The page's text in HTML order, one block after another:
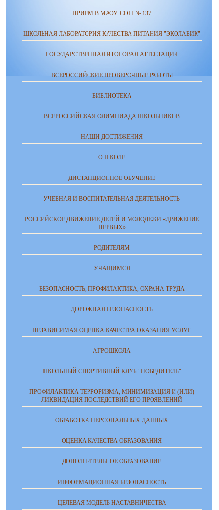
ПРИЕМ В МАОУ-СОШ № 137
ШКОЛЬНАЯ ЛАБОРАТОРИЯ КАЧЕСТВА ПИТАНИЯ "ЭКОЛАБИК"
ГОСУДАРСТВЕННАЯ ИТОГОВАЯ АТТЕСТАЦИЯ
ВСЕРОССИЙСКИЕ ПРОВЕРОЧНЫЕ РАБОТЫ
БИБЛИОТЕКА
ВСЕРОССИЙСКАЯ ОЛИМПИАДА ШКОЛЬНИКОВ
НАШИ ДОСТИЖЕНИЯ
О ШКОЛЕ
ДИСТАНЦИОННОЕ ОБУЧЕНИЕ
УЧЕБНАЯ И ВОСПИТАТЕЛЬНАЯ ДЕЯТЕЛЬНОСТЬ
РОССИЙСКОЕ ДВИЖЕНИЕ ДЕТЕЙ И МОЛОДЕЖИ «ДВИЖЕНИЕ
ПЕРВЫХ»
РОДИТЕЛЯМ
УЧАЩИМСЯ
БЕЗОПАСНОСТЬ, ПРОФИЛАКТИКА, ОХРАНА ТРУДА
ДОРОЖНАЯ БЕЗОПАСНОСТЬ
НЕЗАВИСИМАЯ ОЦЕНКА КАЧЕСТВА ОКАЗАНИЯ УСЛУГ
АГРОШКОЛА
ШКОЛЬНЫЙ СПОРТИВНЫЙ КЛУБ "ПОБЕДИТЕЛЬ"
ПРОФИЛАКТИКА ТЕРРОРИЗМА, МИНИМИЗАЦИЯ И (ИЛИ)
ЛИКВИДАЦИЯ ПОСЛЕДСТВИЙ ЕГО ПРОЯВЛЕНИЙ
ОБРАБОТКА ПЕРСОНАЛЬНЫХ ДАННЫХ
ОЦЕНКА КАЧЕСТВА ОБРАЗОВАНИЯ
ДОПОЛНИТЕЛЬНОЕ ОБРАЗОВАНИЕ
ИНФОРМАЦИОННАЯ БЕЗОПАСНОСТЬ
ЦЕЛЕВАЯ МОДЕЛЬ НАСТАВНИЧЕСТВА